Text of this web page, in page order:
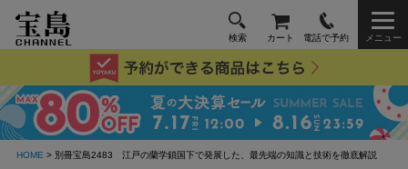
検索 カート 電話で予約 メニュー
HOME > 別冊宝島2483 江戸の蘭学鎖国下で発展した、最先端の知識と技術を徹底解説